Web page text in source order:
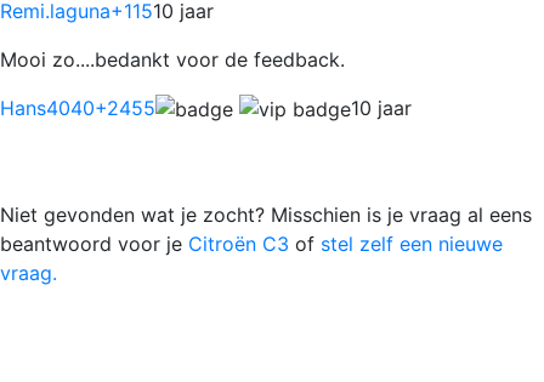
Remi.laguna+11510 jaar
Mooi zo....bedankt voor de feedback.
Hans4040+2455 10 jaar
Niet gevonden wat je zocht? Misschien is je vraag al eens
beantwoord voor je Citroën C3 of stel zelf een nieuwe
vraag.